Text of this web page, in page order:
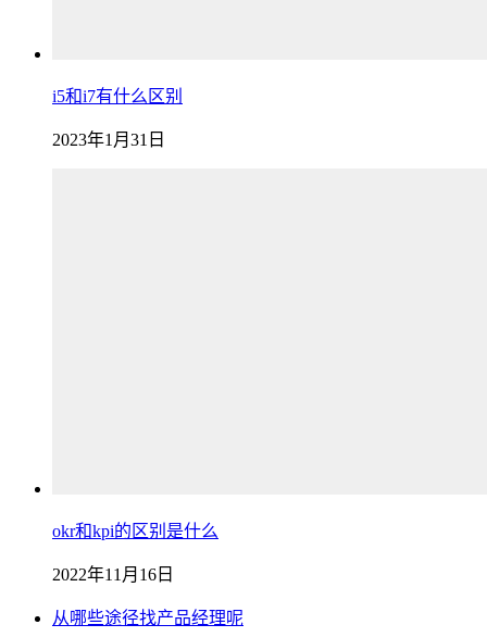
i5和i7有什么区别
2023年1月31日
okr和kpi的区别是什么
2022年11月16日
从哪些途径找产品经理呢